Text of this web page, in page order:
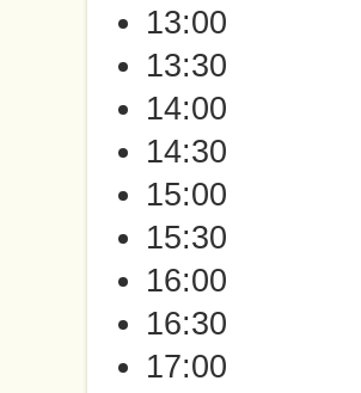
13:00
13:30
14:00
14:30
15:00
15:30
16:00
16:30
17:00